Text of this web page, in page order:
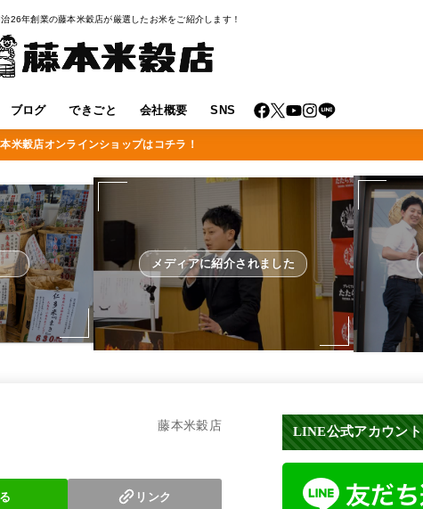
26年創業の藤本米穀店が厳選したお米をご紹介します！
ブログ できごと 会社概要 SNS
米穀店オンラインショップはコチラ！
メディアに紹介されました
藤本米穀店
リンク
LINE公式アカウント